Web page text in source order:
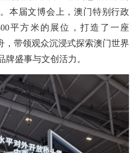
本届文博会上，澳门特别行政
平方米的展位，打造了一座
，带领观众沉浸式探索澳门世界
牌盛事与文创活力。